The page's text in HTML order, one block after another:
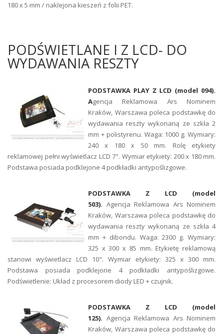
180 x 5 mm / naklejona kieszeń z folii PET.
PODŚWIETLANE I Z LCD- DO
WYDAWANIA RESZTY
PODSTAWKA PLAY Z LCD (model 094).
Agencja Reklamowa Ars Nominem
Kraków, Warszawa poleca podstawkę do
wydawania reszty wykonaną ze szkła 2
mm + polistyrenu. Waga: 1000 g. Wymiary:
240 x 180 x 50 mm. Rolę etykiety
reklamowej pełni wyświetlacz LCD 7". Wymiar etykiety: 200 x 180 mm.
Podstawa posiada podklejone 4 podkładki antypoślizgowe.
PODSTAWKA Z LCD (model
503). Agencja Reklamowa Ars Nominem
Kraków, Warszawa poleca podstawkę do
wydawania reszty wykonaną ze szkła 4
mm + dibondu. Waga: 2300 g. Wymiary:
325 x 300 x 85 mm. Etykietę reklamową
stanowi wyświetlacz LCD 10". Wymiar etykiety: 325 x 300 mm.
Podstawa posiada podklejone 4 podkładki antypoślizgowe.
Podświetlenie: Układ z procesorem diody LED + czujnik.
PODSTAWKA Z LCD (model
125). Agencja Reklamowa Ars Nominem
Kraków, Warszawa poleca podstawkę do